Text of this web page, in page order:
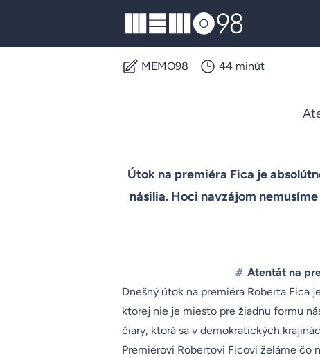
MEMO98
MEMO98 44 minút
Útok na premiéra Fica je
násilia. Hoci navzájom
# Atentát na
Dnešný útok na premiéra Roberta Fica
ktorej nie je miesto pre žiadnu formu
čiary, ktorá sa v demokratických
Premiérovi Robertovi Ficovi želáme čo